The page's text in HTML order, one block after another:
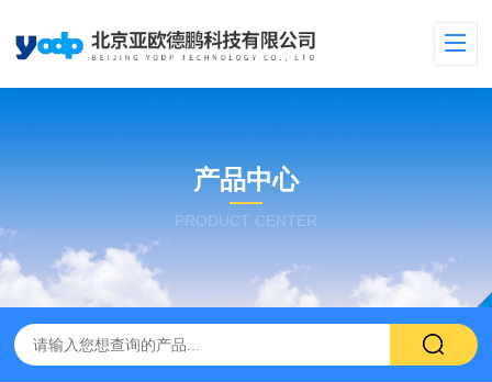
产品中心
PRODUCT CENTER